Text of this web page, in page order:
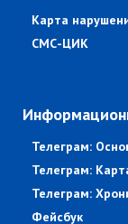
Карта
СМС-ЦИК
Телеграм:
Телеграм:
Телеграм:
Фейсбук